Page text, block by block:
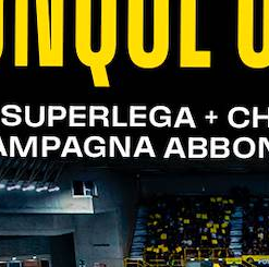
spiega
Stefano Tassini ,
stati costretti a
alla Croce Verde.
nei prossimi mesi».
e simpatizzanti,
spettatori. I biglietti